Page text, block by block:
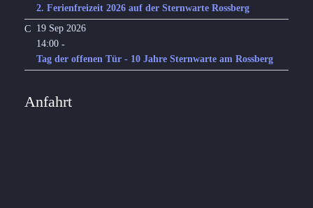
2. Ferienfreizeit 2026 auf der Sternwarte Rossberg
19 Sep 2026
14:00 -
Tag der offenen Tür - 10 Jahre Sternwarte am Rossberg
Anfahrt